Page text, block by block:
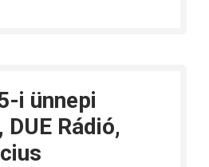
i ünnepi
Rádió,